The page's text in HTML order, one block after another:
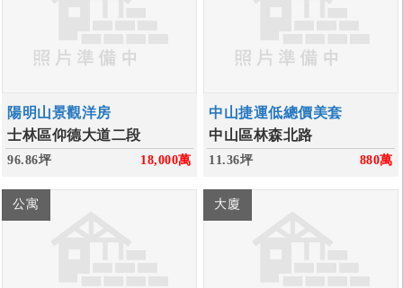
陽明山景觀洋房
士林區仰德大道二段
96.86坪 18,000萬
中山捷運低總價美套
中山區林森北路
11.36坪 880萬
公寓 大廈